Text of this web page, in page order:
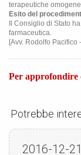
terapeutiche
Esito del
Il Consiglio di Stato
farmaceutica.
[Avv. Rodolfo Pacifico
Per approfondire
Potrebbe
2016-12-21